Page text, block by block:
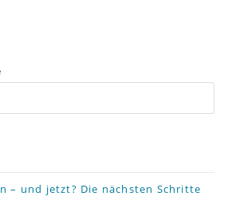
– und jetzt? Die nächsten Schritte